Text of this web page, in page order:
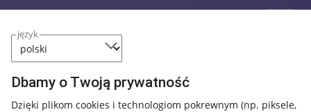
język
Dbamy o Twoją prywatność
Dzięki plikom cookies i technologiom pokrewnym (np. piksele,